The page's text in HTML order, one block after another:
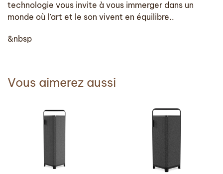
technologie vous invite à vous immerger dans un
monde où l’art et le son vivent en équilibre..
&nbsp
Vous aimerez aussi